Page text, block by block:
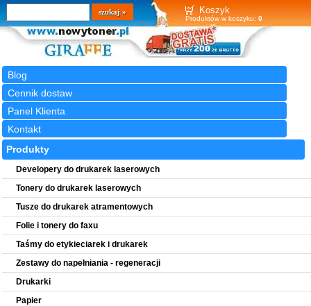
Koszyk
Produktów w koszyku: 0
Blog
Cennik dostaw
Panel Klienta
Kontakt
Wyszukiwarka
szukaj
Produkty
Developery do drukarek laserowych
Tonery do drukarek laserowych
Tusze do drukarek atramentowych
Folie i tonery do faxu
Taśmy do etykieciarek i drukarek
Zestawy do napełniania - regeneracji
Drukarki
Papier